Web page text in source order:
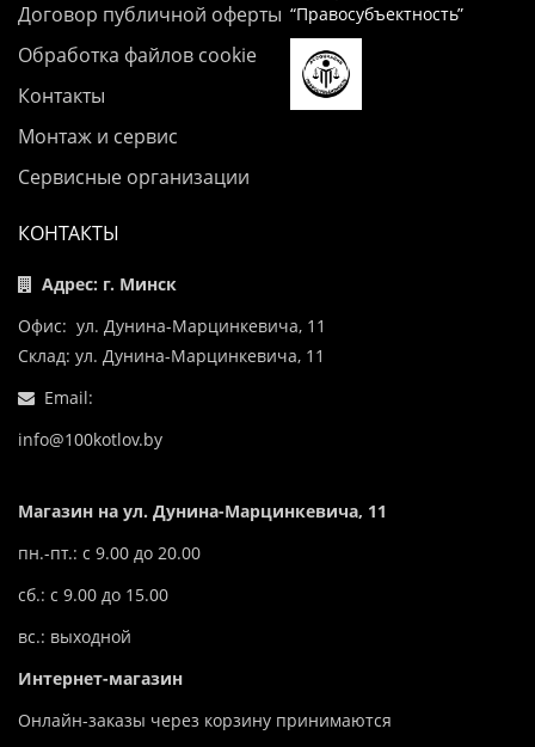
Договор публичной оферты
Обработка файлов cookie
Контакты
Монтаж и сервис
Сервисные организации
“Правосубъектность”
КОНТАКТЫ
Адрес: г. Минск
Офис: ул. Дунина-Марцинкевича, 11
Склад: ул. Дунина-Марцинкевича, 11
Email:
info@100kotlov.by
Магазин на ул. Дунина-Марцинкевича, 11
пн.-пт.: с 9.00 до 20.00
сб.: с 9.00 до 15.00
вс.: выходной
Интернет-магазин
Онлайн-заказы через корзину принимаются